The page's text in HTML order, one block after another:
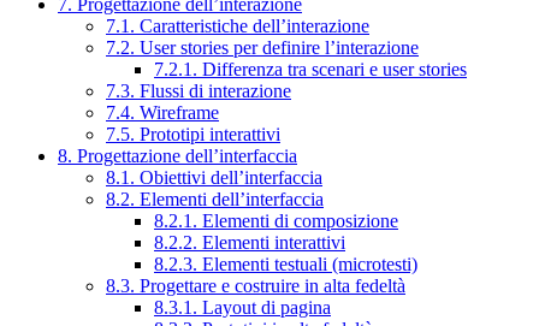
7. Progettazione dell’interazione
7.1. Caratteristiche dell’interazione
7.2. User stories per definire l’interazione
7.2.1. Differenza tra scenari e user stories
7.3. Flussi di interazione
7.4. Wireframe
7.5. Prototipi interattivi
8. Progettazione dell’interfaccia
8.1. Obiettivi dell’interfaccia
8.2. Elementi dell’interfaccia
8.2.1. Elementi di composizione
8.2.2. Elementi interattivi
8.2.3. Elementi testuali (microtesti)
8.3. Progettare e costruire in alta fedeltà
8.3.1. Layout di pagina